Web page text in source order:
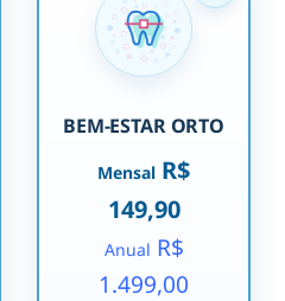
BEM-ESTAR ORTO
Mensal R$
149,90
Anual R$
1.499,00